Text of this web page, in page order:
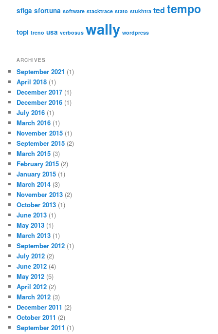
sfiga sfortuna software stacktrace stato stukhtra ted tempo
topi treno usa verbosus wally wordpress
ARCHIVES
September 2021 (1)
April 2018 (1)
December 2017 (1)
December 2016 (1)
July 2016 (1)
March 2016 (1)
November 2015 (1)
September 2015 (2)
March 2015 (3)
February 2015 (2)
January 2015 (1)
March 2014 (3)
November 2013 (2)
October 2013 (1)
June 2013 (1)
May 2013 (1)
March 2013 (1)
September 2012 (1)
July 2012 (2)
June 2012 (4)
May 2012 (5)
April 2012 (2)
March 2012 (3)
December 2011 (2)
October 2011 (2)
September 2011 (1)